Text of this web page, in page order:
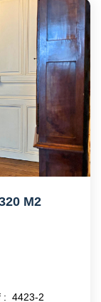
M2
: 4423-2